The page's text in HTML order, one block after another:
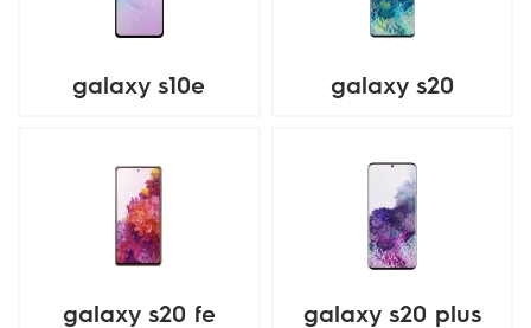
galaxy s10e galaxy s20
galaxy s20 fe galaxy s20 plus